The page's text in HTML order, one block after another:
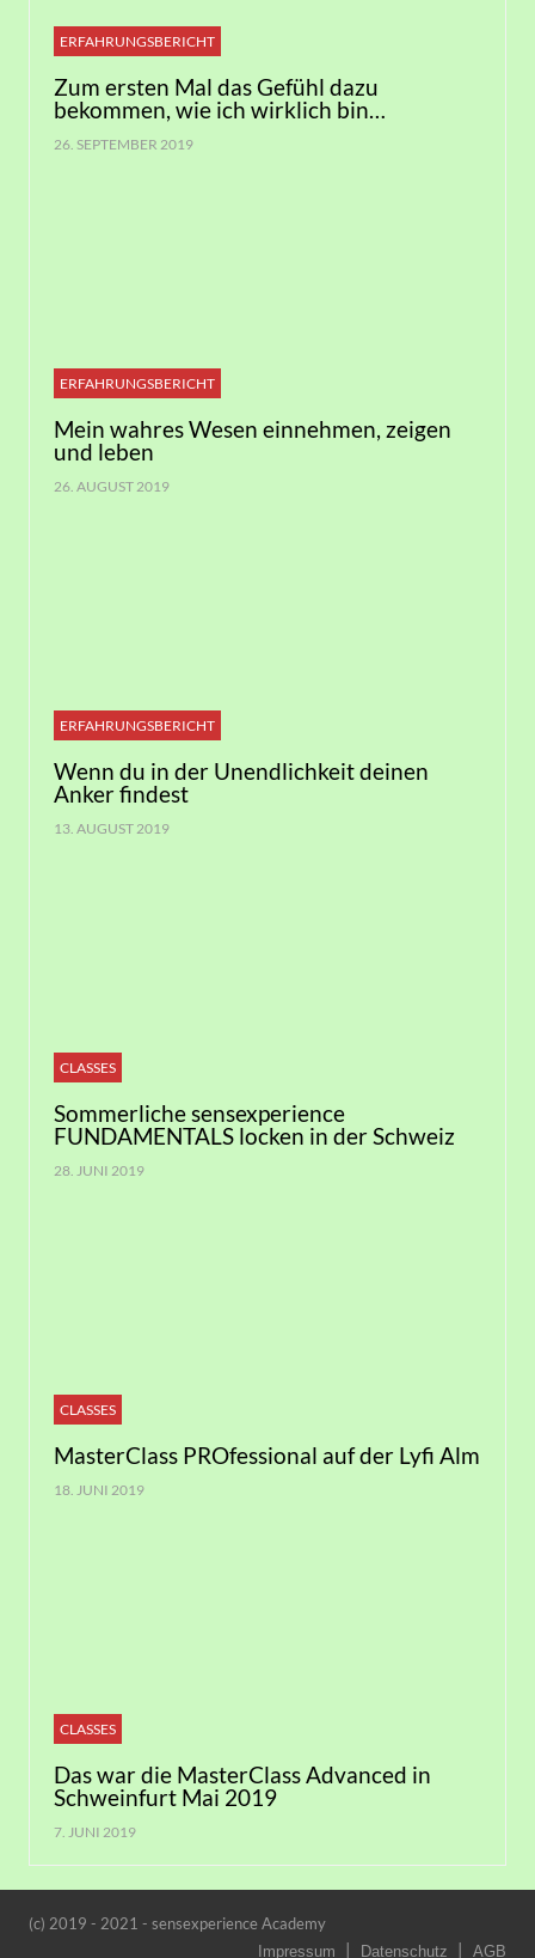
ERFAHRUNGSBERICHT
Zum ersten Mal das Gefühl dazu
bekommen, wie ich wirklich bin…
26. SEPTEMBER 2019
ERFAHRUNGSBERICHT
Mein wahres Wesen einnehmen, zeigen
und leben
26. AUGUST 2019
ERFAHRUNGSBERICHT
Wenn du in der Unendlichkeit deinen
Anker findest
13. AUGUST 2019
CLASSES
Sommerliche sensexperience
FUNDAMENTALS locken in der Schweiz
28. JUNI 2019
CLASSES
MasterClass PROfessional auf der Lyfi Alm
18. JUNI 2019
CLASSES
Das war die MasterClass Advanced in
Schweinfurt Mai 2019
7. JUNI 2019
(c) 2019 - 2021 - sensexperience Academy
Impressum Datenschutz AGB